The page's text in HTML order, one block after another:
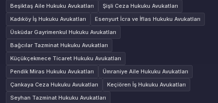
Beşiktaş Aile Hukuku Avukatları
Şişli Ceza Hukuku Avukatları
Kadıköy İş Hukuku Avukatları
Esenyurt İcra ve İflas Hukuku Avukatları
Üsküdar Gayrimenkul Hukuku Avukatları
Bağcılar Tazminat Hukuku Avukatları
Küçükçekmece Ticaret Hukuku Avukatları
Pendik Miras Hukuku Avukatları
Ümraniye Aile Hukuku Avukatları
Çankaya Ceza Hukuku Avukatları
Keçiören İş Hukuku Avukatları
Seyhan Tazminat Hukuku Avukatları